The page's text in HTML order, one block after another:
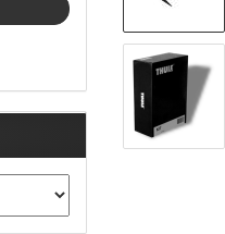
Thule Montagekits 50.. für 7105
Clamp Fußsatz Fahrzeuge mit
Thule Kits 30.. für 753 Fußsatz
Thule Montagekits 40.. für 753
Fußsatz Fahrzeuge mit
integrierter Reling
Thule Montagekits 60.. für 7106